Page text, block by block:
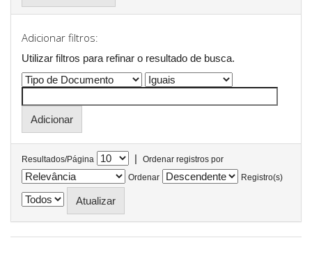
Adicionar filtros:
Utilizar filtros para refinar o resultado de busca.
Resultados/Página |
Ordenar registros por
Ordenar
Registro(s)